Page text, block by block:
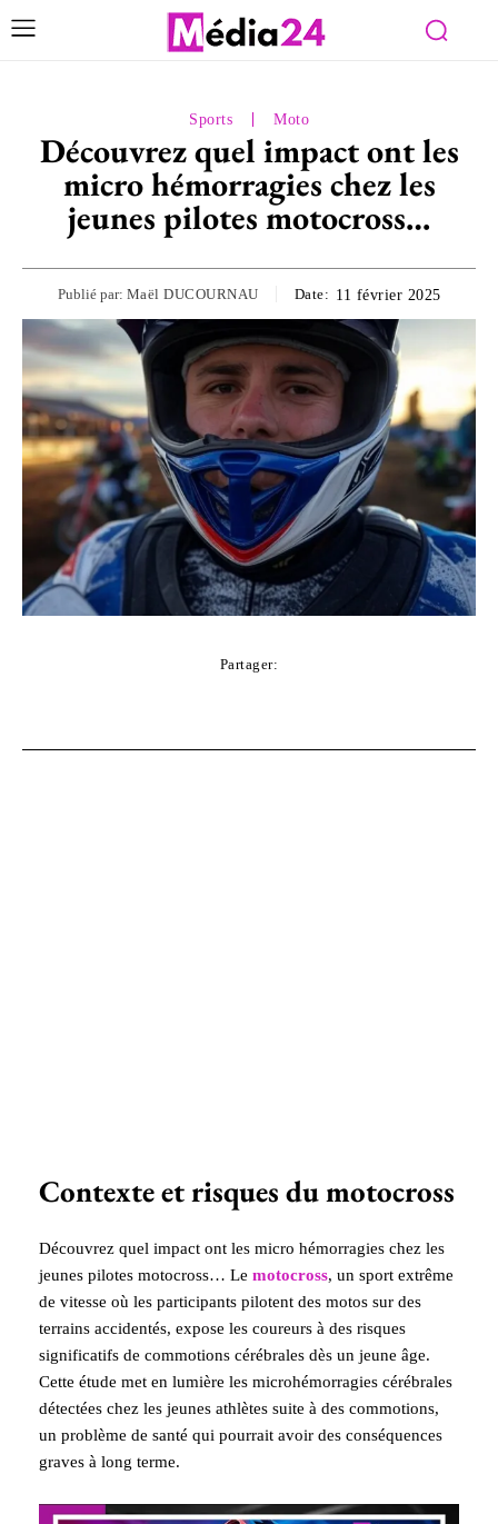
Sports Moto
Découvrez quel impact ont les
micro hémorragies chez les
jeunes pilotes motocross…
Publié par: Maël DUCOURNAU Date: 11 février 2025
Partager:
Contexte et risques du motocross
Découvrez quel impact ont les micro hémorragies chez les
jeunes pilotes motocross… Le motocross, un sport extrême
de vitesse où les participants pilotent des motos sur des
terrains accidentés, expose les coureurs à des risques
significatifs de commotions cérébrales dès un jeune âge.
Cette étude met en lumière les microhémorragies cérébrales
détectées chez les jeunes athlètes suite à des commotions,
un problème de santé qui pourrait avoir des conséquences
graves à long terme.